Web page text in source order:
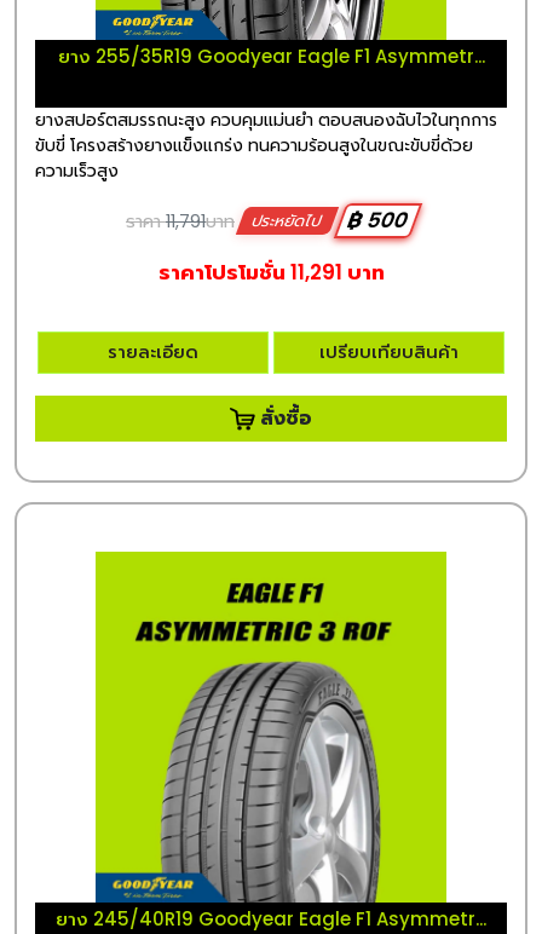
ยาง 255/35R19 Goodyear Eagle F1 Asymmetr...
ยางสปอร์ตสมรรถนะสูง ควบคุมแม่นยำ ตอบสนองฉับไวในทุกการ
ขับขี่ โครงสร้างยางแข็งแกร่ง ทนความร้อนสูงในขณะขับขี่ด้วย
ความเร็วสูง
ราคา11,791บาท ประหยัดไป
฿ 500
ราคาโปรโมชั่น 11,291 บาท
รายละเอียด เปรียบเทียบสินค้า
สั่งซื้อ
ยาง 245/40R19 Goodyear Eagle F1 Asymmetr...